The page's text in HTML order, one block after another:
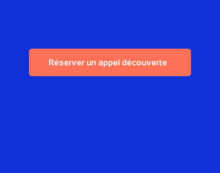
Réserver un appel découverte